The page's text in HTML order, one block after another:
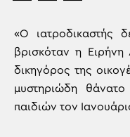
«Ο ιατροδικαστής
βρισκόταν η
δικηγόρος της
μυστηριώδη
παιδιών τον